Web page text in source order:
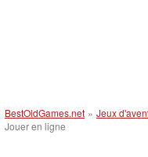
BestOldGames.net » Jeux
Jouer en ligne